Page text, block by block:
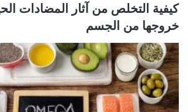
كيفية التخلص من آثار المضادات
خروجها من الجسم